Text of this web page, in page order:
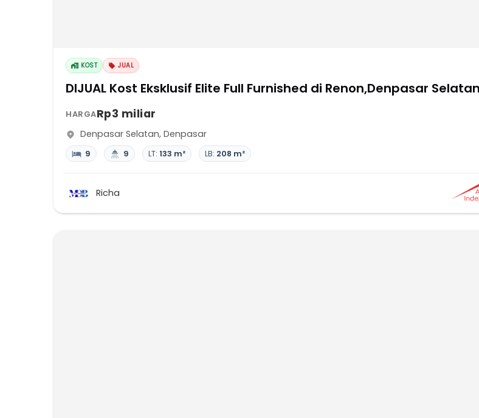
KOST JUAL
DIJUAL Kost Eksklusif Elite Full Furnished di Renon,Denpasar Selatan
HARGARp3 miliar
Denpasar Selatan, Denpasar
9 9 LT: 133 m² LB: 208 m²
Richa